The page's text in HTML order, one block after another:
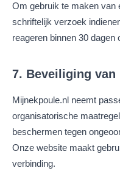
Om gebruik te maken van
schriftelijk verzoek
reageren binnen 30 dagen
7. Beveiliging van
Mijnekpoule.nl neemt
organisatorische
beschermen tegen
Onze website maakt
verbinding.